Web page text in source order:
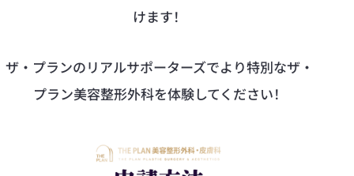
けます！
ザ·プランのリアルサポーターズでより特別なザ·
プラン美容整形外科を体験してください！